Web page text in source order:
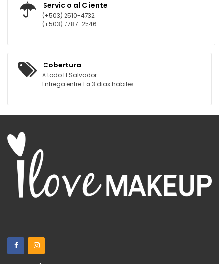
Servicio al Cliente
(+503) 2510-4732
(+503) 7787-2546
Cobertura
A todo El Salvador
Entrega entre 1 a 3 dias habiles.